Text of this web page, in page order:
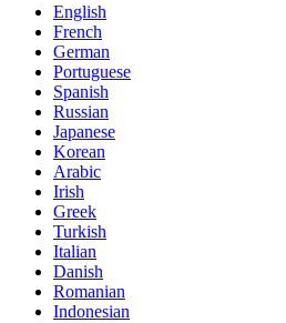
English
French
German
Portuguese
Spanish
Russian
Japanese
Korean
Arabic
Irish
Greek
Turkish
Italian
Danish
Romanian
Indonesian